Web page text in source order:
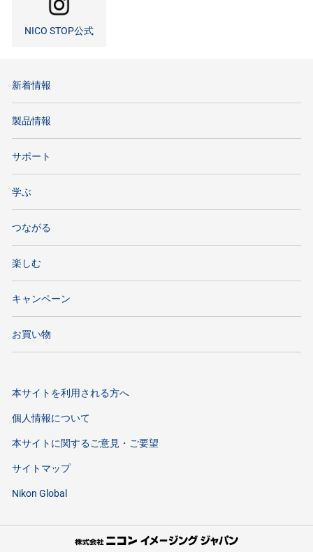
NICO STOP公式
新着情報
製品情報
サポート
学ぶ
つながる
楽しむ
キャンペーン
お買い物
本サイトを利用される方へ
個人情報について
本サイトに関するご意見・ご要望
サイトマップ
Nikon Global